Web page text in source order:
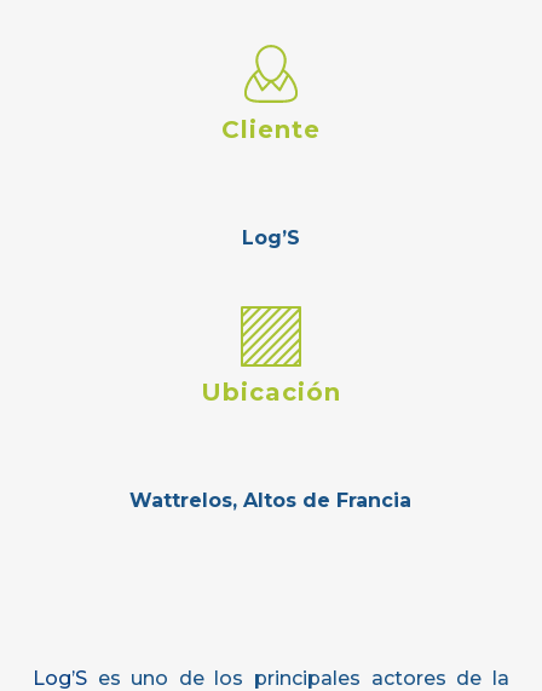
Cliente
Log’S
Ubicación
Wattrelos, Altos de Francia
Log’Ses uno de los principales actores de la